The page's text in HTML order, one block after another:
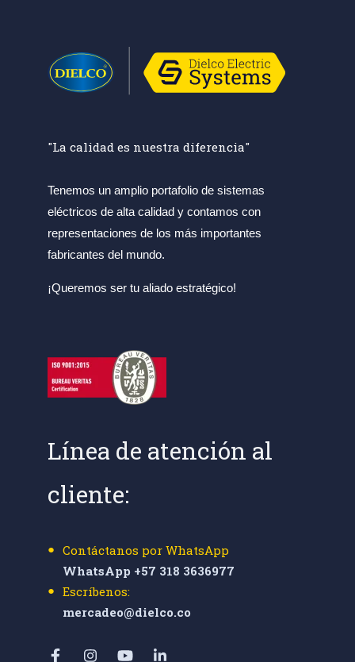
"La calidad es nuestra diferencia"
Tenemos un amplio portafolio de sistemas
eléctricos de alta calidad y contamos con
representaciones de los más importantes
fabricantes del mundo.
¡Queremos ser tu aliado estratégico!
Línea de atención al
cliente:
Contáctanos por WhatsApp
WhatsApp +57 318 3636977
Escríbenos:
mercadeo@dielco.co